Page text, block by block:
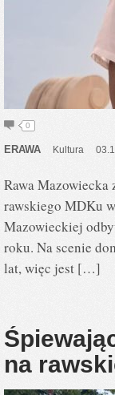
0
ERAWA Kultura
Rawa
rawskiego MDKu
Mazowieckiej
roku. Na scenie
lat, więc jest […]
na